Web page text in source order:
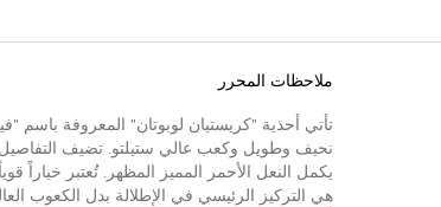
ملاحظات المحرر
تأتي أحذية "كريستيان لوبوتان" المعروفة باسم
نحيف وطويل وكعب عالي ستيلتو. تضيف التفاصيل
يكمل النعل الأحمر المميز المظهر. تُعتبر خياراً
هي التركيز الرئيسي في الإطلالة بدل الكعوب